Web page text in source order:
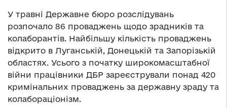
У травні Державне бюро розслідувань
розпочало 86 проваджень щодо зрадників та
колаборантів. Найбільшу кількість проваджень
відкрито в Луганській, Донецькій та Запорізькій
областях. Усього з початку широкомасштабної
війни працівники ДБР зареєстрували понад 420
кримінальних проваджень за державну зраду та
колабораціонізм.